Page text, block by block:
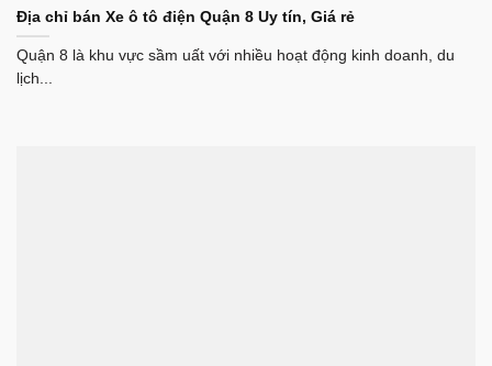
Địa chỉ bán Xe ô tô điện Quận 8 Uy tín, Giá rẻ
Quận 8 là khu vực sầm uất với nhiều hoạt động kinh doanh, du
lịch...